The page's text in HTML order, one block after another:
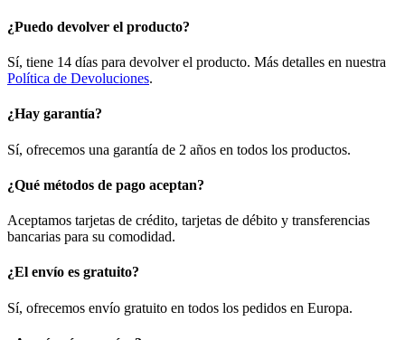
¿Puedo devolver el producto?
Sí, tiene 14 días para devolver el producto. Más detalles en nuestra
Política de Devoluciones.
¿Hay garantía?
Sí, ofrecemos una garantía de 2 años en todos los productos.
¿Qué métodos de pago aceptan?
Aceptamos tarjetas de crédito, tarjetas de débito y transferencias
bancarias para su comodidad.
¿El envío es gratuito?
Sí, ofrecemos envío gratuito en todos los pedidos en Europa.